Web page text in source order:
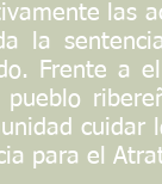
las
la
Frente a
cuidar
para el